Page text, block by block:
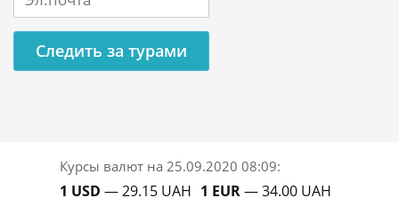
Следить за турами
Курсы валют на 25.09.2020 08:09:
1 USD — 29.15 UAH 1 EUR— 34.00 UAH